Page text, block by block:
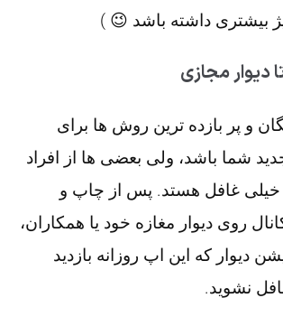
بیشتری داشته باشد 😉 )
دیوار مجازی
و پر بازده ترین روش ها برای
شما باشد، ولی بعضی ها از افراد
خیلی غافل هستد. پس از چاپ و
روی دیوار مغازه خود یا همکاران،
دیوار که این اپ روزانه بازدید
نشوید.